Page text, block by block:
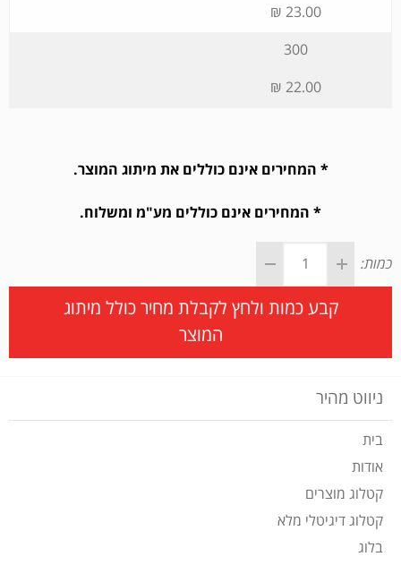
23.00 ₪
300
22.00 ₪
* המחירים אינם כוללים את מיתוג המוצר.
* המחירים אינם כוללים מע"מ ומשלוח.
כמות:
קבע כמות ולחץ לקבלת מחיר כולל מיתוג
המוצר
ניווט מהיר
בית
אודות
קטלוג מוצרים
קטלוג דיגיטלי מלא
בלוג